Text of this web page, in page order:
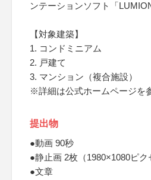
ンテーションソフト「
【対象建築】
1. コンドミニアム
2. 戸建て
3. マンション（複合施設）
※詳細は公式ホームページを
提出物
●動画 90秒
●静止画 2枚（1980×1080ピク
●文章